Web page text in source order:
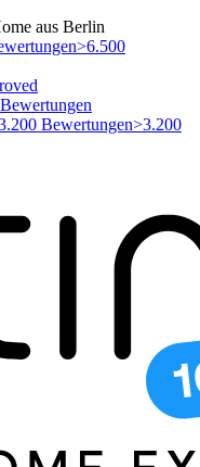
aus Berlin
>6.500
>3.200